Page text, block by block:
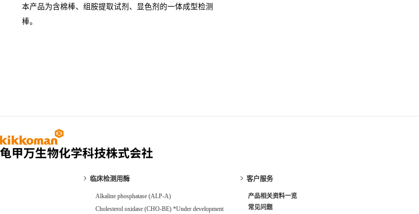
本产品为含棉棒、组胺提取试剂、显色剂 的一体成型检测
棒。
临床检测用酶
Alkaline phosphatase (ALP-A)
Cholesterol oxidase (CHO-BE) *Under development
客户服务
产品相关资料一览
常见问题